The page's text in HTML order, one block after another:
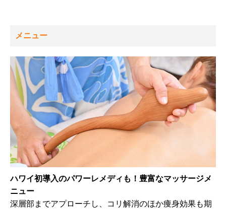
メニュー
ハワイ初導入のパワーレメディも！豊富なマッサージメ
ニュー
深層部までアプローチし、コリ解消のほか痩身効果も期